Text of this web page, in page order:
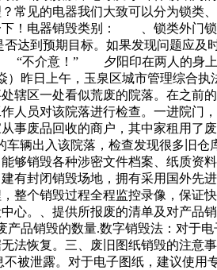
常见的电器我们大致可以分为锁
！电器销毁类别： 、锁类外门
到预期目标。如果发现问题应及
不介意！” 夕阳印在两人的身
昨日上午，玉泉区城市管理综合
辖区一处看似荒废的院落。在之
人员对该院落进行检查。一进院门
事废品回收的商户，其中家租用
辆出入该院落，检查发现很多旧
够销毁各种涉密文件档案、纸质
有封闭销毁场地，拥有采用国外先
整个销毁过程全程监控录像，保
心。、提供所报废的清单及对产
品销毁的数量.数字销毁法：对于
法恢复。三、废旧图纸销毁的注
被泄露。对于电子图纸，建议使